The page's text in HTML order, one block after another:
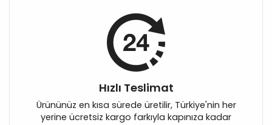
Hızlı Teslimat
Ürününüz en kısa sürede üretilir, Türkiye'nin her
yerine ücretsiz kargo farkıyla kapınıza kadar